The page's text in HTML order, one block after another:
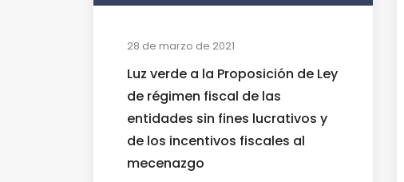
28 de marzo de 2021
Luz verde a la Proposición de Ley
de régimen fiscal de las
entidades sin fines lucrativos y
de los incentivos fiscales al
mecenazgo